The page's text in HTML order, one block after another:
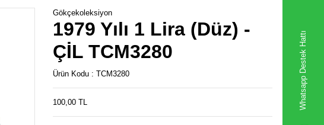
Whatsapp Destek Hattı
Gökçekoleksiyon
1979 Yılı 1 Lira (Düz) -
ÇİL TCM3280
Ürün Kodu : TCM3280
100,00 TL